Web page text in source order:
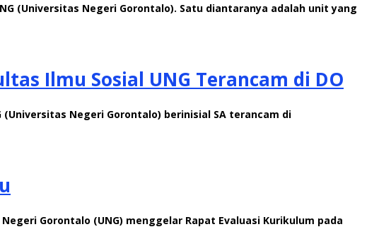
(Universitas Negeri Gorontalo). Satu diantaranya adalah unit yang
Ilmu Sosial UNG Terancam di DO
(Universitas Negeri Gorontalo) berinisial SA terancam di
Negeri Gorontalo (UNG) menggelar Rapat Evaluasi Kurikulum pada